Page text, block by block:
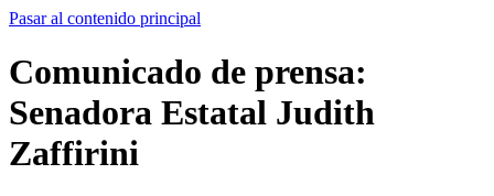
Pasar al contenido principal
Comunicado de prensa:
Senadora Estatal Judith
Zaffirini